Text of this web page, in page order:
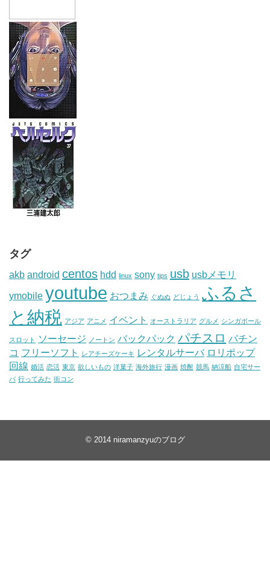
タグ
akb android centos hdd linux sony tips usb usbメモリ
ymobile youtube おつまみ ぐぬぬ どじょう ふるさ
と納税 アジア アニメ イベント オーストラリア グルメ シンガポール
スロット ソーセージ ノートン バックパック パチスロ パチン
コ フリーソフト レアチーズケーキ レンタルサーバ ロリポップ
回線 婚活 恋活 東京 欲しいもの 洋菓子 海外旅行 漫画 焼酎 競馬 納涼船 自宅サー
バ 行ってみた 街コン
© 2014 niramanzyuのブログ